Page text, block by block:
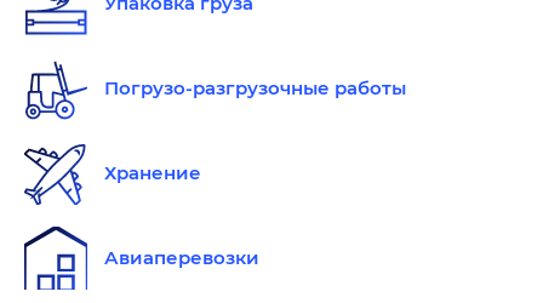
Погрузо-разгрузочные работы
Хранение
Авиаперевозки